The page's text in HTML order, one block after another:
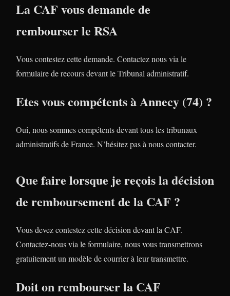
La CAF vous demande de
rembourser le RSA
Vous contestez cette demande. Contactez nous via le
formulaire de recours devant le Tribunal administratif.
Etes vous compétents à Annecy (74) ?
Oui, nous sommes compétents devant tous les tribunaux
administratifs de France. N’hésitez pas à nous contacter.
Que faire lorsque je reçois la décision
de remboursement de la CAF ?
Vous devez contestez cette décision devant la CAF.
Contactez-nous via le formulaire, nous vous transmettrons
gratuitement un modèle de courrier à leur transmettre.
Doit on rembourser la CAF